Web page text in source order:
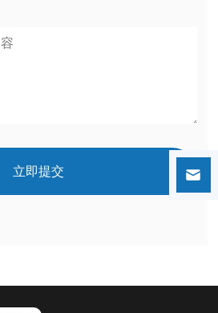
立即提交